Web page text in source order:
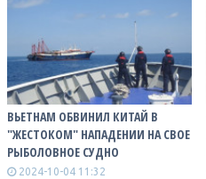
ВЬЕТНАМ ОБВИНИЛ КИТАЙ В
"ЖЕСТОКОМ" НАПАДЕНИИ НА СВОЕ
РЫБОЛОВНОЕ СУДНО
2024-10-04 11:32